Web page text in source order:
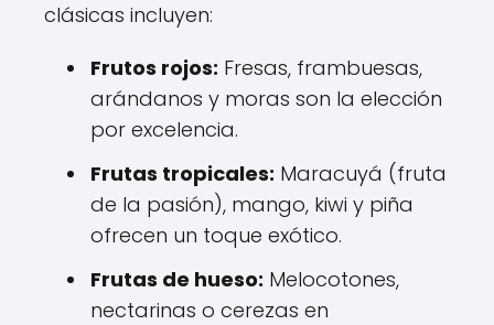
clásicas incluyen:
Frutos rojos: Fresas, frambuesas,
arándanos y moras son la elección
por excelencia.
Frutas tropicales: Maracuyá (fruta
de la pasión), mango, kiwi y piña
ofrecen un toque exótico.
Frutas de hueso: Melocotones,
nectarinas o cerezas en